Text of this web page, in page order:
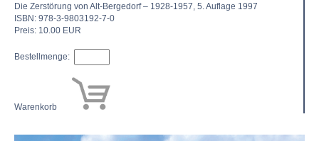
Die Zerstörung von Alt-Bergedorf – 1928-1957, 5. Auflage 1997
ISBN: 978-3-9803192-7-0
Preis: 10.00 EUR
Bestellmenge:
Warenkorb